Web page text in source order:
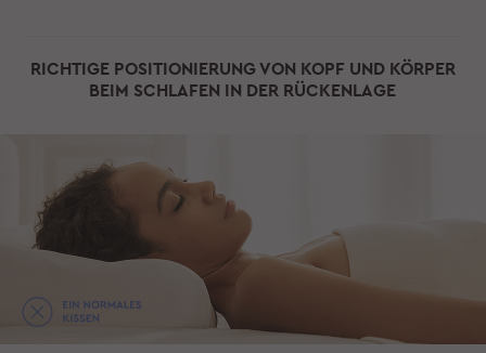
RICHTIGE POSITIONIERUNG VON KOPF UND KÖRPER
BEIM SCHLAFEN IN DER RÜCKENLAGE